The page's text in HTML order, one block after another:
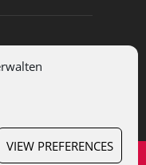
VIEW PREFERENCES